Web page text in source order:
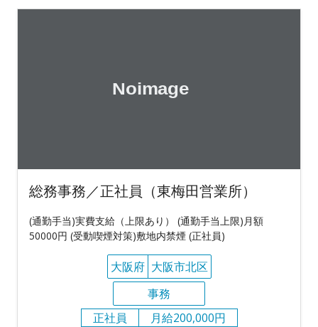
総務事務／正社員（東梅田営業所）
(通勤手当)実費支給（上限あり） (通勤手当上限)月額
50000円 (受動喫煙対策)敷地内禁煙 (正社員)
大阪府 大阪市北区
事務
正社員
月給200,000円